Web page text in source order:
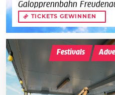
Galopprennbahn
TICKETS GEWINNEN
Festivals